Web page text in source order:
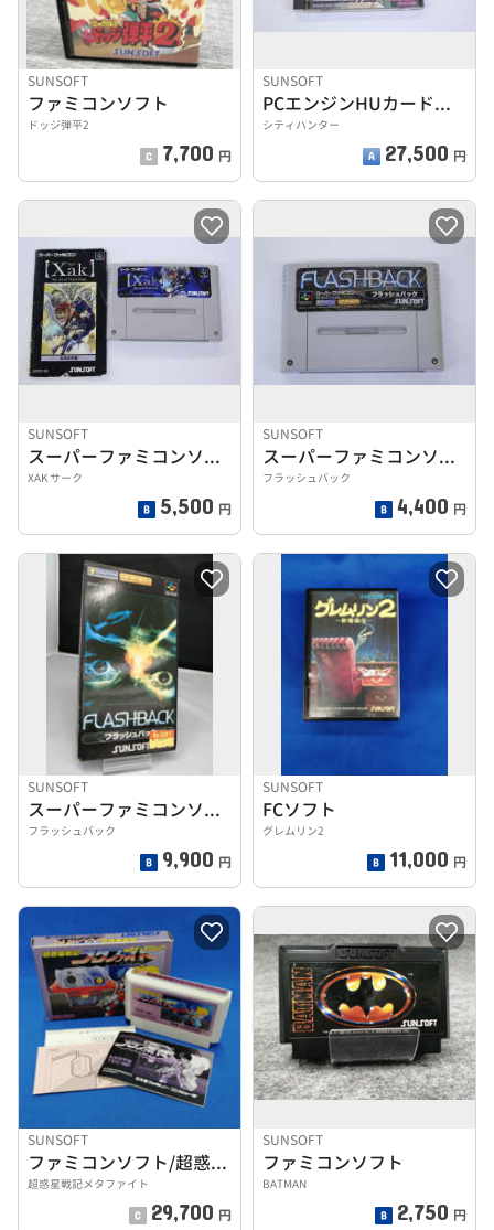
SUNSOFT
ファミコンソフト
ドッジ弾平2
7,700 円
SUNSOFT
PCエンジンHUカードソフト
シティハンター
27,500 円
SUNSOFT
スーパーファミコンソフト
XAK サーク
5,500 円
SUNSOFT
スーパーファミコンソフト
フラッシュバック
4,400 円
SUNSOFT
スーパーファミコンソフト
フラッシュバック
9,900 円
SUNSOFT
FCソフト
グレムリン2
11,000 円
SUNSOFT
ファミコンソフト/超惑星戦記メタファイト
超惑星戦記メタファイト
29,700 円
SUNSOFT
ファミコンソフト
BATMAN
2,750 円